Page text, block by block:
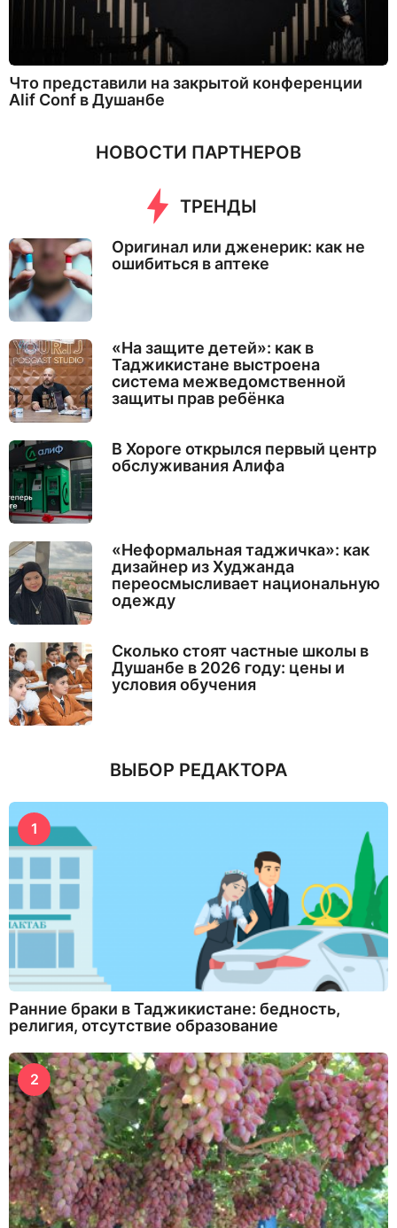
Что представили на закрытой конференции
Alif Conf в Душанбе
НОВОСТИ ПАРТНЕРОВ
ТРЕНДЫ
Оригинал или дженерик: как не
ошибиться в аптеке
«На защите детей»: как в
Таджикистане выстроена
система межведомственной
защиты прав ребёнка
В Хороге открылся первый центр
обслуживания Алифа
«Неформальная таджичка»: как
дизайнер из Худжанда
переосмысливает национальную
одежду
Сколько стоят частные школы в
Душанбе в 2026 году: цены и
условия обучения
ВЫБОР РЕДАКТОРА
1
Ранние браки в Таджикистане: бедность,
религия, отсутствие образование
2